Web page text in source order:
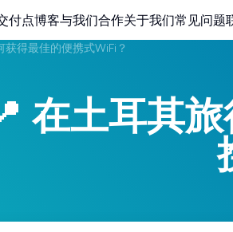
付点博客与我们合作关于我们常见问题
得最佳的便携式WiFi？
在土耳其